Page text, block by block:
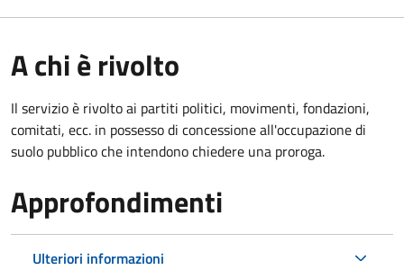
A chi è rivolto
Il servizio è rivolto ai partiti politici, movimenti, fondazioni,
comitati, ecc. in possesso di concessione all'occupazione di
suolo pubblico che intendono chiedere una proroga.
Approfondimenti
Ulteriori informazioni